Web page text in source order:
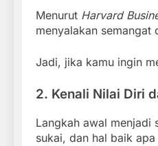
Menurut Harvard
menyalakan
Jadi, jika kamu ingin
2. Kenali Nilai Diri
Langkah awal menjadi
sukai, dan hal baik